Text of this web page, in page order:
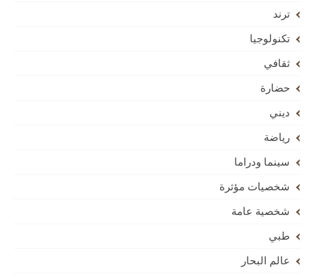
ترند
تكنولوجيا
ثقافي
حضارة
ديني
رياضة
سينما ودراما
شخصيات مؤثرة
شخصية عامة
طبي
عالم البحار